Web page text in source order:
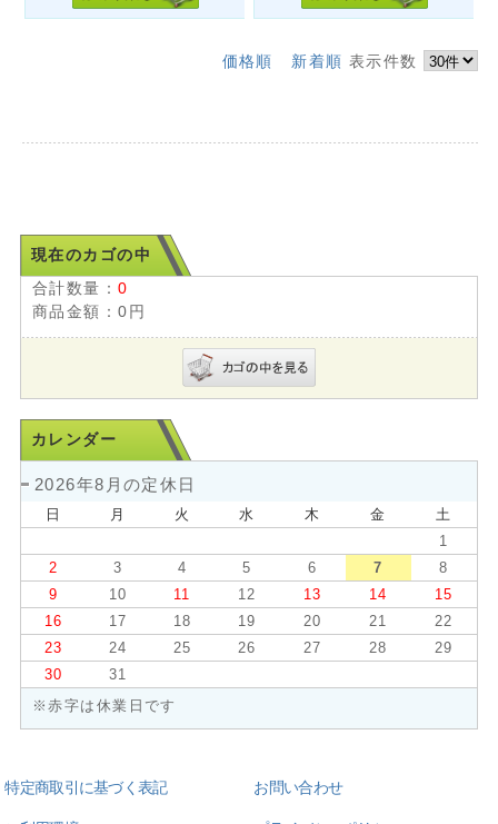
価格順 新着順 表示件数
現在のカゴの中
合計数量：0
商品金額：0円
カレンダー
2026年8月の定休日
日 月 火 水 木 金
土
1
2
3 4 5 6 7
8
9
10 11 12 13 14
15
16
17 18 19 20 21
22
23
24 25 26 27 28
29
30
31
※赤字は休業日です
特定商取引に基づく表記 お問い合わせ